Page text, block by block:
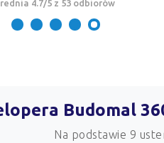
4.7/5 z 53 odbiorów
Budomal
Na podstawie 9